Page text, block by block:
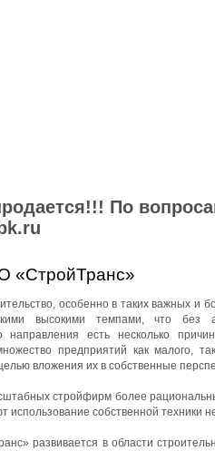
По
«СтройТранс»
особенно в таких важных и
высокими темпами, что без
направления есть несколько
предприятий как малого,
вложения их в собственные
стройфирм более
использование собственной техники
развивается в области